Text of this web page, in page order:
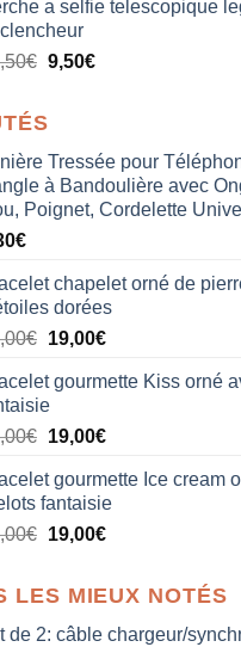
a selfie telescopique
€ 9,50€
Tressée pour
à Bandoulière avec
Poignet, Cordelette
€
chapelet orné de
dorées
€ Le
initial
était :
38,00€.
19,00€Le
actuel
19,00€.
gourmette Kiss orné
€ Le
initial
était :
38,00€.
19,00€Le
actuel
est :
19,00€.
gourmette Ice cream
fantaisie
€ Le
était :
38,00€.
19,00€Le
est :
19,00€.
LES MIEUX NOTÉS
de 2: câble chargeur/